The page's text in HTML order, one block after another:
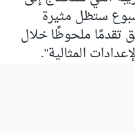
ستظل مثيرة
تقدمًا ملحوظًا خلال
المثالية".